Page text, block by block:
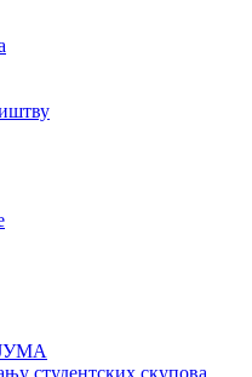
студентских скупова